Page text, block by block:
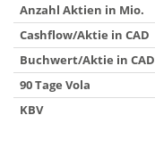
Anzahl Aktien in Mio.
Cashflow/Aktie in CAD
Buchwert/Aktie in CAD
90 Tage Vola
KBV